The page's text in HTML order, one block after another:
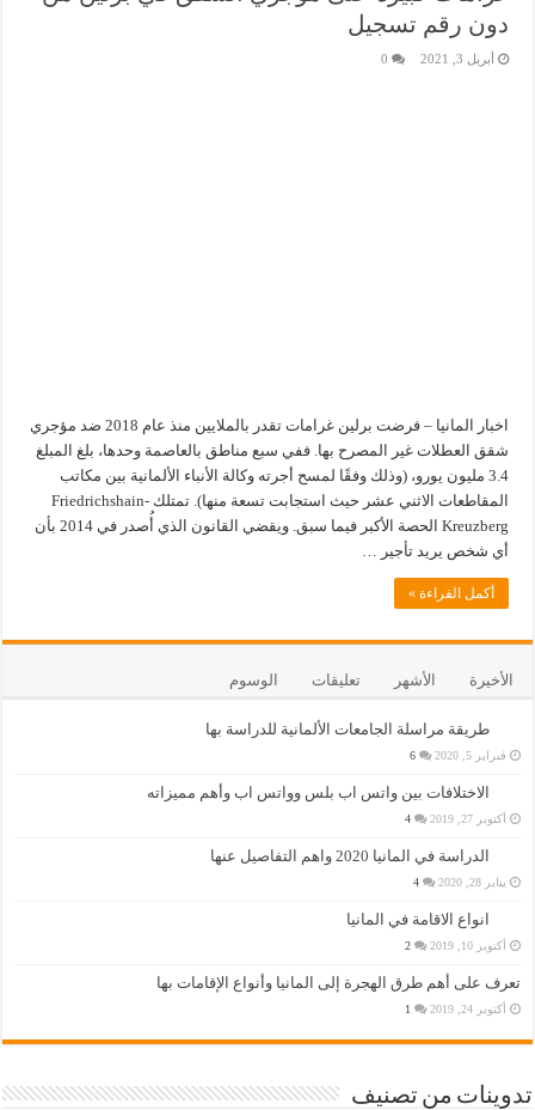
دون رقم تسجيل
أبريل 3, 2021 0
اخبار المانيا – فرضت برلين غرامات تقدر بالملايين منذ عام 2018 ضد مؤجري
شقق العطلات غير المصرح بها. ففي سبع مناطق بالعاصمة وحدها، بلغ المبلغ
3.4 مليون يورو، (وذلك وفقًا لمسح أجرته وكالة الأنباء الألمانية بين مكاتب
المقاطعات الاثني عشر حيث استجابت تسعة منها). تمتلك Friedrichshain-
Kreuzberg الحصة الأكبر فيما سبق. ويقضي القانون الذي أُصدر في 2014 بأن
أي شخص يريد تأجير …
أكمل القراءة »
الأخيرة الأشهر تعليقات الوسوم
طريقة مراسلة الجامعات الألمانية للدراسة بها
فبراير 5, 2020 6
الاختلافات بين واتس اب بلس وواتس اب وأهم مميزاته
أكتوبر 27, 2019 4
الدراسة في المانيا 2020 واهم التفاصيل عنها
يناير 28, 2020 4
انواع الاقامة في المانيا
أكتوبر 10, 2019 2
تعرف على أهم طرق الهجرة إلى المانيا وأنواع الإقامات بها
أكتوبر 24, 2019 1
تدوينات من تصنيف